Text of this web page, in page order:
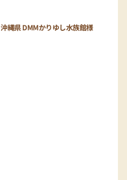
沖縄県 DMMかりゆし水族館様